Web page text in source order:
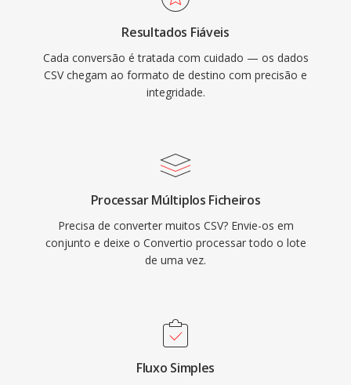
Resultados Fiáveis
Cada conversão é tratada com cuidado — os dados
CSV chegam ao formato de destino com precisão e
integridade.
Processar Múltiplos Ficheiros
Precisa de converter muitos CSV? Envie-os em
conjunto e deixe o Convertio processar todo o lote
de uma vez.
Fluxo Simples